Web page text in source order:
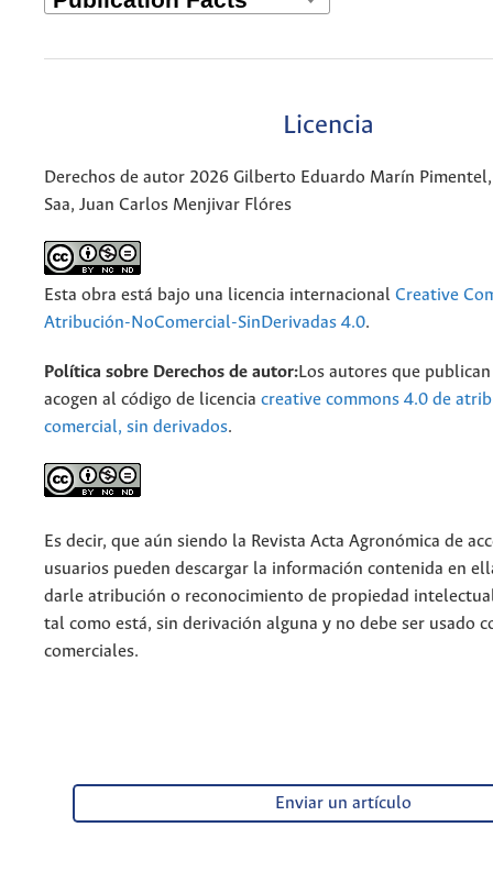
Licencia
Derechos de autor 2026 Gilberto Eduardo Marín Pimentel,
Saa, Juan Carlos Menjivar Flóres
Esta obra está bajo una licencia internacional Creative
Atribución-NoComercial-SinDerivadas 4.0.
Política sobre Derechos de autor:Los autores que
acogen al código de licencia creative commons 4.0 de
comercial, sin derivados.
Es decir, que aún siendo la Revista Acta Agronómica de
usuarios pueden descargar la información contenida en
darle atribución o reconocimiento de propiedad
tal como está, sin derivación alguna y no debe ser usado
comerciales.
Enviar un artículo